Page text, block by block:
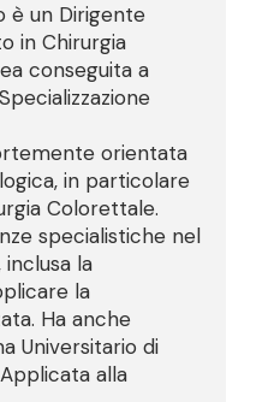
è un Dirigente
in Chirurgia
conseguita a
orientata
in particolare
Colorettale.
specialistiche nel
la
la
Ha anche
Universitario di
alla